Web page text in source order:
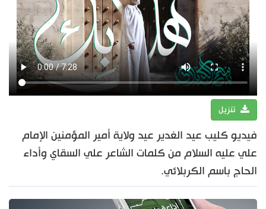
تنزيل
فيديو كليب عيد الغدير عيد ولاية أمير المؤمنين الإمام
علي عليه السلام من كلمات الشاعر علي السقاي وأداء
الحاج باسم الكربلائي.